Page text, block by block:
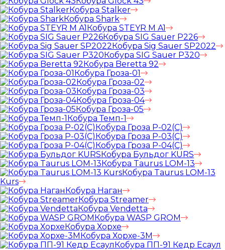
Кобура Stalker
Кобура Shark
Кобура STEYR M A1
Кобура SIG Sauer P226
Кобура Sig Sauer SP2022
Кобура SIG Sauer P320
Кобура Beretta 92
Кобура Гроза-01
Кобура Гроза-02
Кобура Гроза-03
Кобура Гроза-04
Кобура Гроза-05
Кобура Темп-1
Кобура Гроза Р-02(С)
Кобура Гроза Р-03(С)
Кобура Гроза Р-04(С)
Кобура Бульдог KURS
Кобура Taurus LOM-13
Кобура Taurus LOM-13
Kurs
Кобура Наган
Кобура Streamer
Кобура Vendetta
Кобура WASP GROM
Кобура Хорхе
Кобура Хорхе-3М
Кобура ПП-91 Кедр Есаул